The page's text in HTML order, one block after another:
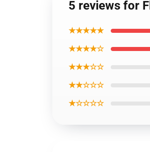
5 reviews for
★★★★★
★★★★☆
★★★☆☆
★★☆☆☆
★☆☆☆☆